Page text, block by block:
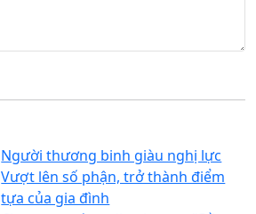
Người thương binh giàu nghị lực
Vượt lên số phận, trở thành điểm
tựa của gia đình